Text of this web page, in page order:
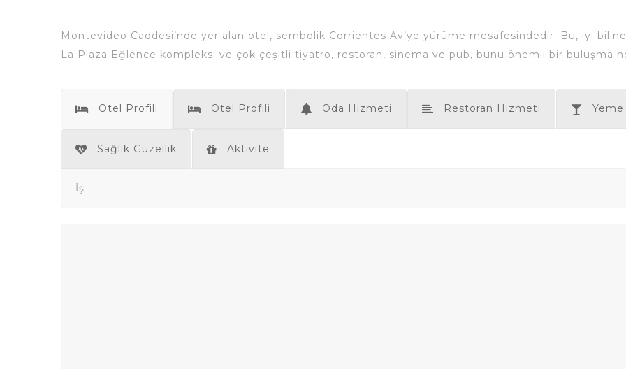
Montevideo Caddesi’nde yer alan otel, sembolik Corrientes Av’ye yürüme mesafesindedir. Bu, iyi
La Plaza Eğlence kompleksi ve çok çeşitli tiyatro, restoran, sinema ve pub, bunu önemli bir buluşma
Otel Profili Otel Profili Oda Hizmeti Restoran Hizmeti
Sağlık Güzellik Aktivite
İş